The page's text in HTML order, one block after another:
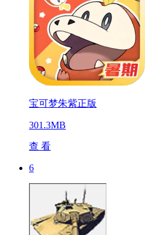
宝可梦朱紫正版
301.3MB
查 看
6